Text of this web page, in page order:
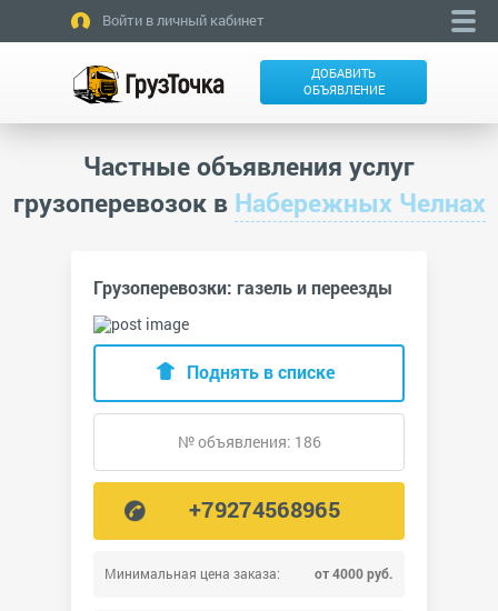
Войти в личный кабинет
ДОБАВИТЬ
ОБЪЯВЛЕНИЕ
Частные объявления услуг
грузоперевозок в Набережных Челнах
Грузоперевозки: газель и переезды
Минимальная цена заказа: от 4000 руб.
Поднять в списке
№ объявления: 186
+79274568965